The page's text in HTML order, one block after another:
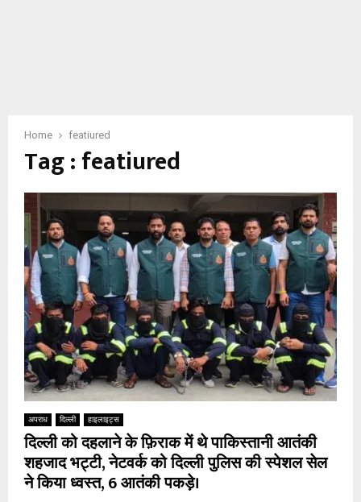
Home featiured
Tag : featiured
अपराध दिल्ली हाइलाइट्स
दिल्ली को दहलाने के फ़िराक में थे पाकिस्तानी आतंकी
शहजाद भट्टी, नेटवर्क को दिल्ली पुलिस की स्पेशल सेल
ने किया ध्वस्त, 6 आतंकी पकड़े।